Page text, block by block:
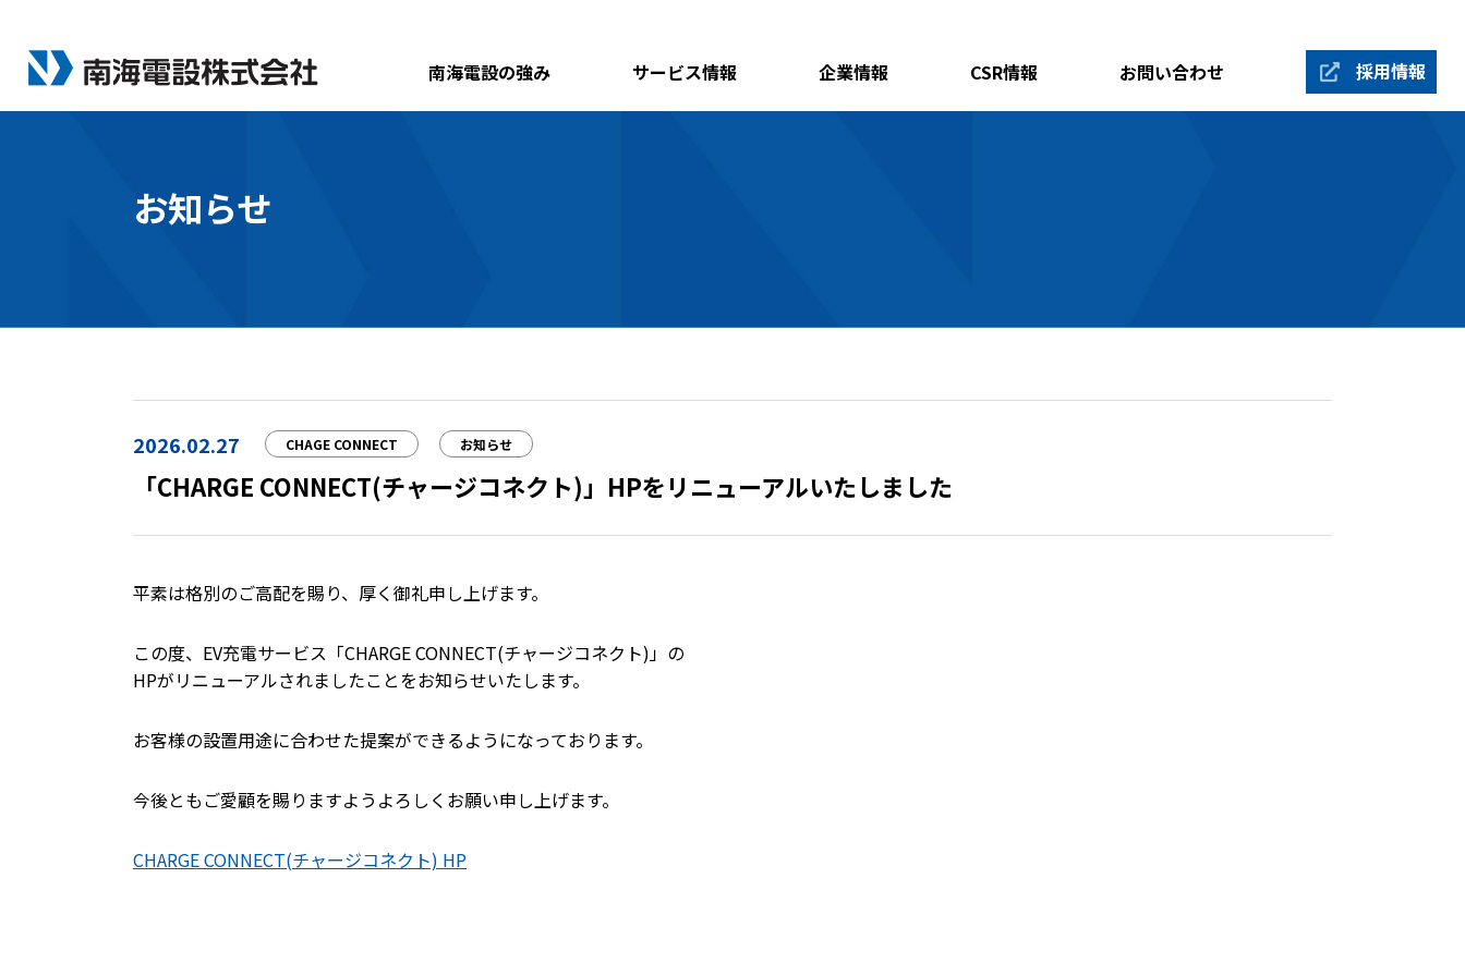
南海電設の強み サービス情報 企業情報 CSR情報 お問い合わせ 採用情報
お知らせ
2026.02.27 CHAGE CONNECT お知らせ
「CHARGE CONNECT(チャージコネクト)」HPをリニューアルいたしました
平素は格別のご高配を賜り、厚く御礼申し上げます。
この度、EV充電サービス「CHARGE CONNECT(チャージコネクト)」の
HPがリニューアルされましたことをお知らせいたします。
お客様の設置用途に合わせた提案ができるようになっております。
今後ともご愛顧を賜りますようよろしくお願い申し上げます。
CHARGE CONNECT(チャージコネクト) HP